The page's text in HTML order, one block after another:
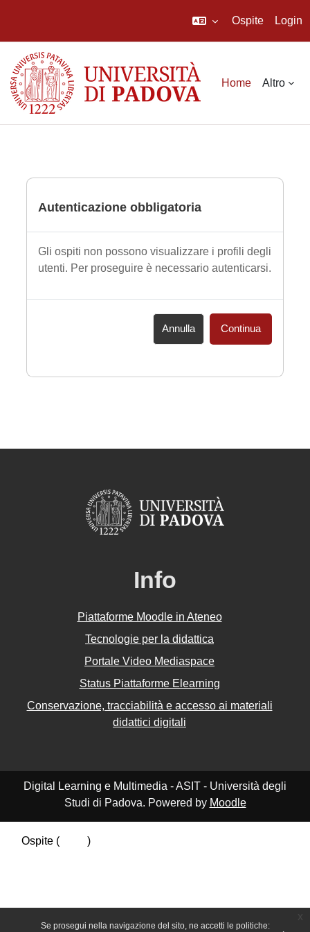
Se prosegui nella navigazione del sito, ne accetti le politiche:
Ospite Login
Home Altro
Autenticazione obbligatoria
Gli ospiti non possono visualizzare i profili degli
utenti. Per proseguire è necessario autenticarsi.
Annulla Continua
Info
Piattaforme Moodle in Ateneo
Tecnologie per la didattica
Portale Video Mediaspace
Status Piattaforme Elearning
Conservazione, tracciabilità e accesso ai materiali
didattici digitali
Digital Learning e Multimedia - ASIT - Università degli
Studi di Padova. Powered by Moodle
Ospite (
)